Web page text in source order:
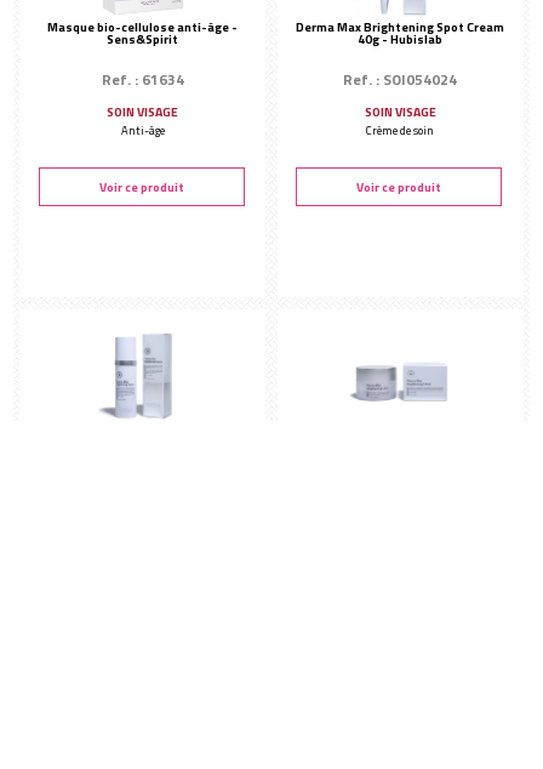
Masque bio-cellulose anti-âge -
Sens&Spirit
Ref. : 61634
SOIN VISAGE
Anti-âge
Voir ce produit
Derma Max Brightening Spot Cream
40g - Hubislab
Ref. : SOI054024
SOIN VISAGE
Crème de soin
Voir ce produit